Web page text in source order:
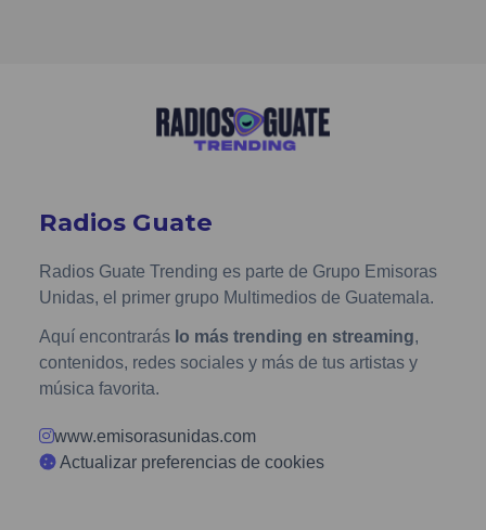
Radios Guate
Radios Guate Trending es parte de Grupo Emisoras
Unidas, el primer grupo Multimedios de Guatemala.
Aquí encontrarás lo más trending en streaming,
contenidos, redes sociales y más de tus artistas y
música favorita.
www.emisorasunidas.com
Actualizar preferencias de cookies